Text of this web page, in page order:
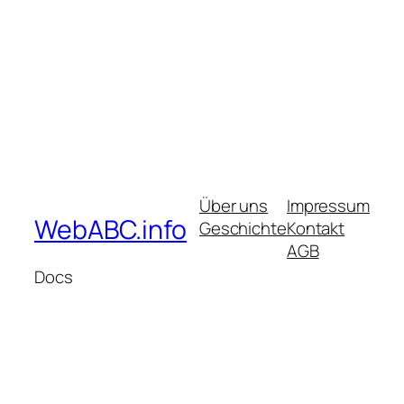
WebABC.info
Docs
Über uns
Geschichte
Impressum
Kontakt
AGB